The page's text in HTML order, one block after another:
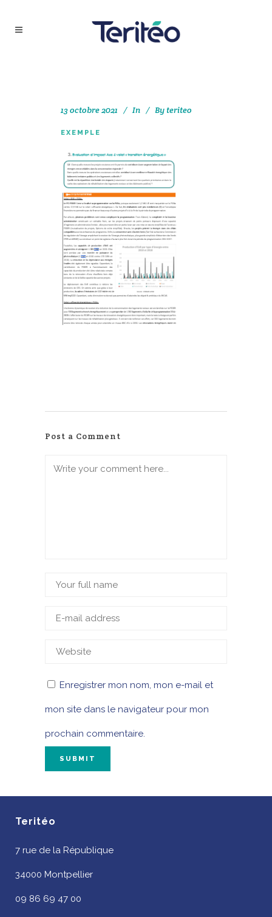
13 octobre 2021 In Byteriteo
EXEMPLE
Post a Comment
Enregistrer mon nom, mon e-mail et
mon site dans le navigateur pour mon
prochain commentaire.
Teritéo
7 rue de la République
34000 Montpellier
09 86 69 47 00